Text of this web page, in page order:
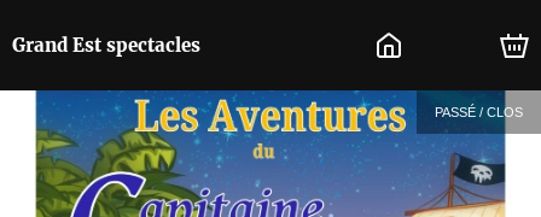
Grand Est spectacles
PASSÉ / CLOS